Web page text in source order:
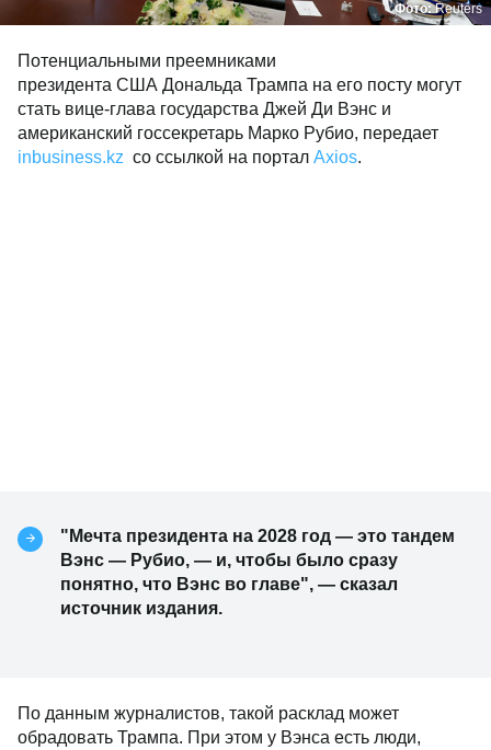
Фото:Reuters
Потенциальными преемниками
президента США Дональда Трампа на его посту могут
стать вице-глава государства Джей Ди Вэнс и
американский госсекретарь Марко Рубио, передает
inbusiness.kz со ссылкой на портал Axios.
"Мечта президента на 2028 год — это тандем
Вэнс — Рубио, — и, чтобы было сразу
понятно, что Вэнс во главе", — сказал
источник издания.
По данным журналистов, такой расклад может
обрадовать Трампа. При этом у Вэнса есть люди,